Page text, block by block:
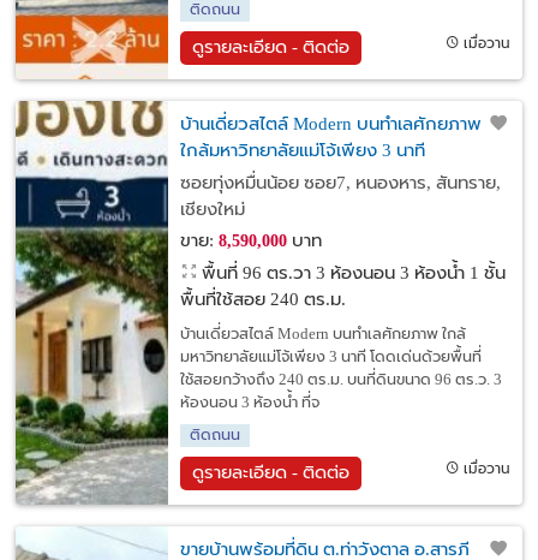
ติดถนน
ดูรายละเอียด - ติดต่อ เมื่อวาน
บ้านเดี่ยวสไตล์ Modern บนทำเลศักยภาพ
ใกล้มหาวิทยาลัยแม่โจ้เพียง 3 นาที
ซอยทุ่งหมื่นน้อย ซอย7, หนองหาร, สันทราย,
เชียงใหม่
ขาย: 8,590,000บาท
พื้นที่ 96 ตร.วา 3 ห้องนอน 3 ห้องน้ำ 1 ชั้น
พื้นที่ใช้สอย 240 ตร.ม.
บ้านเดี่ยวสไตล์ Modern บนทำเลศักยภาพ ใกล้
มหาวิทยาลัยแม่โจ้เพียง 3 นาที โดดเด่นด้วยพื้นที่
ใช้สอยกว้างถึง 240 ตร.ม. บนที่ดินขนาด 96 ตร.ว. 3
ห้องนอน 3 ห้องน้ำ ที่จ
ติดถนน
ดูรายละเอียด - ติดต่อ เมื่อวาน
ขายบ้านพร้อมที่ดิน ต.ท่าวังตาล อ.สารภี